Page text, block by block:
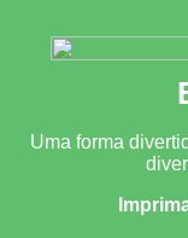
​Uma forma